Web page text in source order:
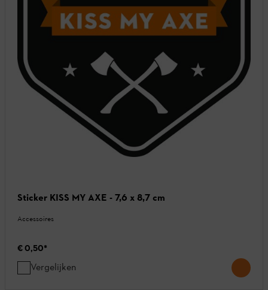
Sticker KISS MY AXE - 7,6 x 8,7 cm
Accessoires
€ 0,50*
Vergelijken